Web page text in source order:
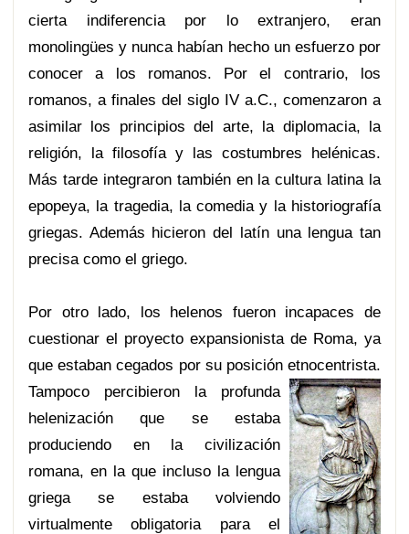
cierta indiferencia por lo extranjero, eran
monolingües y nunca habían hecho un esfuerzo por
conocer a los romanos. Por el contrario, los
romanos, a finales del siglo IV a.C., comenzaron a
asimilar los principios del arte, la diplomacia, la
religión, la filosofía y las costumbres helénicas.
Más tarde integraron también en la cultura latina la
epopeya, la tragedia, la comedia y la historiografía
griegas. Además hicieron del latín una lengua tan
precisa como el griego.
Por otro lado, los helenos fueron incapaces de
cuestionar el proyecto expansionista de Roma, ya
que estaban cegados por su posición etnocentrista.
Tampoco percibieron la profunda
helenización que se estaba
produciendo en la civilización
romana, en la que incluso la lengua
griega se estaba volviendo
virtualmente obligatoria para el